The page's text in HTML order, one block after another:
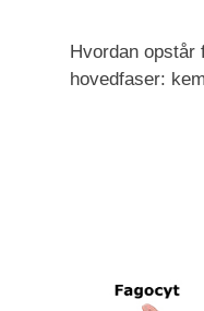
Hvordan
hovedfaser: